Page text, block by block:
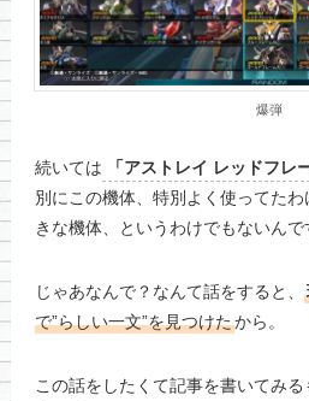
爆弾
続いては 「アストレイ レッドフレ
別にこの機体、特別よく使ってた
きな機体、というわけでもないんで
じゃあなんで？なんて話をすると、
で”らしい一文”を見つけたから。
この話をしたくて記事を書いてみる